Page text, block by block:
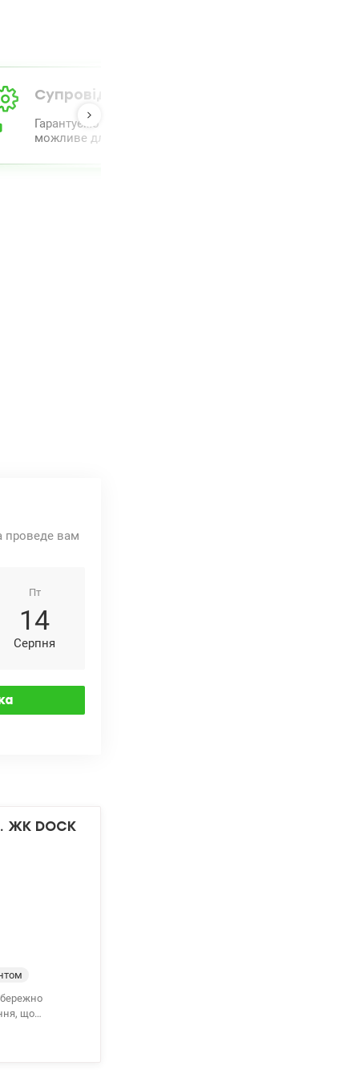
Супровід від А до Я
Гарантуємо повний комплекс супроводу та
можливе для полегшення процесу.
проведе вам
Пт
14
Серпня
ЖК DOCK
що